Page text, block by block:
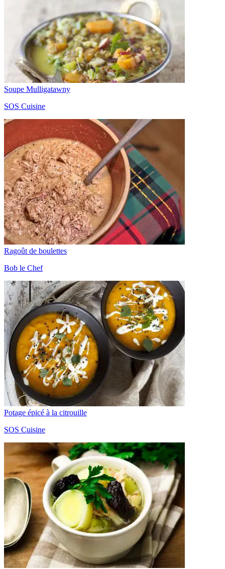
Soupe Mulligatawny
SOS Cuisine
Ragoût de boulettes
Bob le Chef
Potage épicé à la citrouille
SOS Cuisine